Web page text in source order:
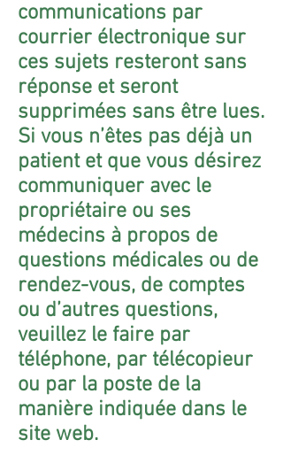
communications par
courrier électronique sur
ces sujets resteront sans
réponse et seront
supprimées sans être lues.
Si vous n’êtes pas déjà un
patient et que vous désirez
communiquer avec le
propriétaire ou ses
médecins à propos de
questions médicales ou de
rendez-vous, de comptes
ou d’autres questions,
veuillez le faire par
téléphone, par télécopieur
ou par la poste de la
manière indiquée dans le
site web.